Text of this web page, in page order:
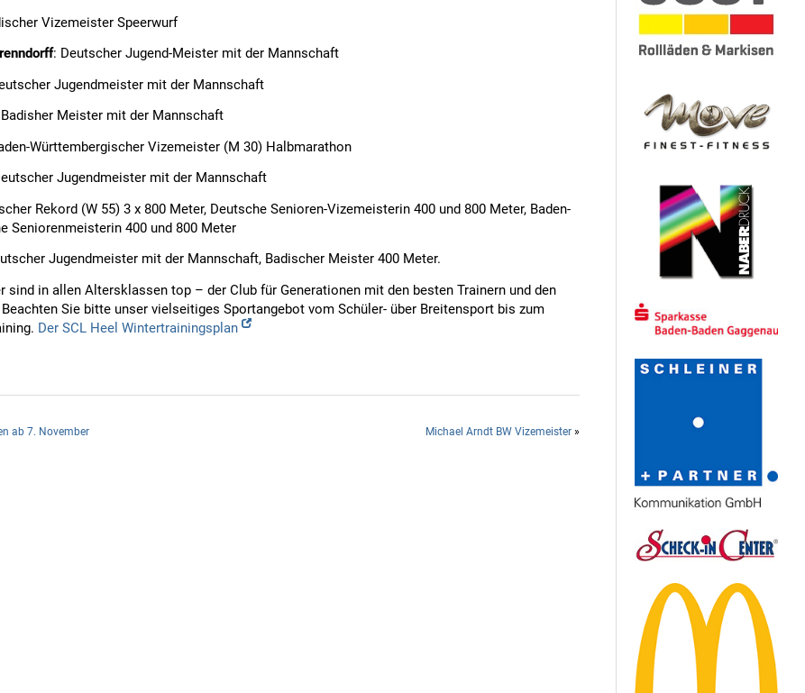
Vizemeister Speerwurf
: Deutscher Jugend-Meister mit der Mannschaft
Jugendmeister mit der Mannschaft
Meister mit der Mannschaft
Württembergischer Vizemeister (M 30) Halbmarathon
Jugendmeister mit der Mannschaft
Rekord (W 55) 3 x 800 Meter, Deutsche Senioren-Vizemeisterin 400 und 800 Meter, Baden-
Seniorenmeisterin 400 und 800 Meter
Jugendmeister mit der Mannschaft, Badischer Meister 400 Meter.
sind in allen Altersklassen top – der Club für Generationen mit den besten Trainern und den
Beachten Sie bitte unser vielseitiges Sportangebot vom Schüler- über Breitensport bis zum
Der SCL Heel Wintertrainingsplan
ab 7. November Michael Arndt BW Vizemeister »